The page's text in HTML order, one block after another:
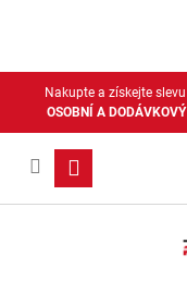
Nakupte a získejte
OSOBNÍ A